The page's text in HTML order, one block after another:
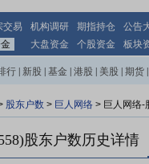
交易 机构调研 期指持仓
公告
大盘资金 个股资金 板块
行 新股 基金 港股 美股 期货
股东户数 > 巨人网络 > 巨人网络-
股东户数历史详情